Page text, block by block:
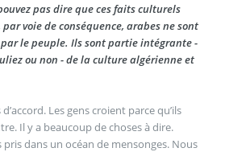
pas dire que ces faits culturels
voie de conséquence, arabes ne sont
le peuple. Ils sont partie intégrante -
ou non - de la culture algérienne et
d’accord. Les gens croient parce qu’ils
Il y a beaucoup de choses à dire.
pris dans un océan de mensonges. Nous